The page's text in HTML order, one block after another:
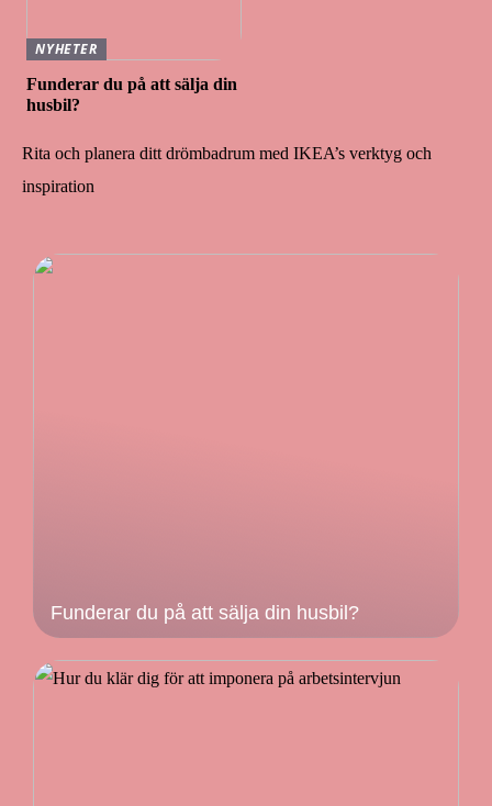
NYHETER
Funderar du på att sälja din
husbil?
Rita och planera ditt drömbadrum med IKEA’s verktyg och
inspiration
Funderar du på att sälja din husbil?